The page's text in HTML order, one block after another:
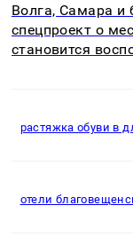
Волга, Самара и
спецпроект о
становится
растяжка обуви в
отели